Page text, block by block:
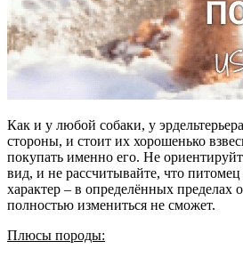
Как и у любой собаки, у
стороны, и стоит их хорошенько
покупать именно его. Не
вид, и не рассчитывайте, что
характер – в определённых пределах
полностью измениться не сможет.
Плюсы породы: